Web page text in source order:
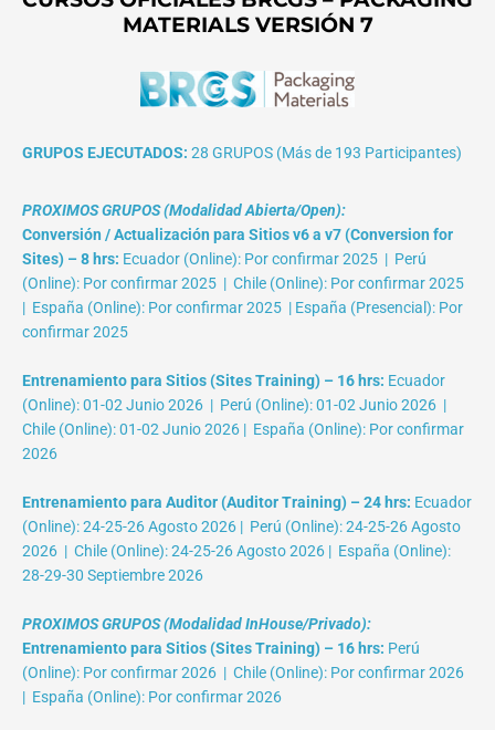
MATERIALS VERSIÓN 7
GRUPOS EJECUTADOS: 28 GRUPOS (Más de 193 Participantes)
PROXIMOS GRUPOS (Modalidad Abierta/Open):
Conversión / Actualización para Sitios v6 a v7 (Conversion for
Sites) – 8 hrs: Ecuador (Online): Por confirmar 2025 | Perú
(Online): Por confirmar 2025 | Chile (Online): Por confirmar 2025
| España (Online): Por confirmar 2025 | España (Presencial): Por
confirmar 2025
Entrenamiento para Sitios (Sites Training) – 16 hrs: Ecuador
(Online): 01-02 Junio 2026 | Perú (Online): 01-02 Junio 2026 |
Chile (Online): 01-02 Junio 2026 | España (Online): Por confirmar
2026
Entrenamiento para Auditor (Auditor Training) – 24 hrs: Ecuador
(Online): 24-25-26 Agosto 2026 | Perú (Online): 24-25-26 Agosto
2026 | Chile (Online): 24-25-26 Agosto 2026 | España (Online):
28-29-30 Septiembre 2026
PROXIMOS GRUPOS (Modalidad InHouse/Privado):
Entrenamiento para Sitios (Sites Training) – 16 hrs: Perú
(Online): Por confirmar 2026 | Chile (Online): Por confirmar 2026
| España (Online): Por confirmar 2026